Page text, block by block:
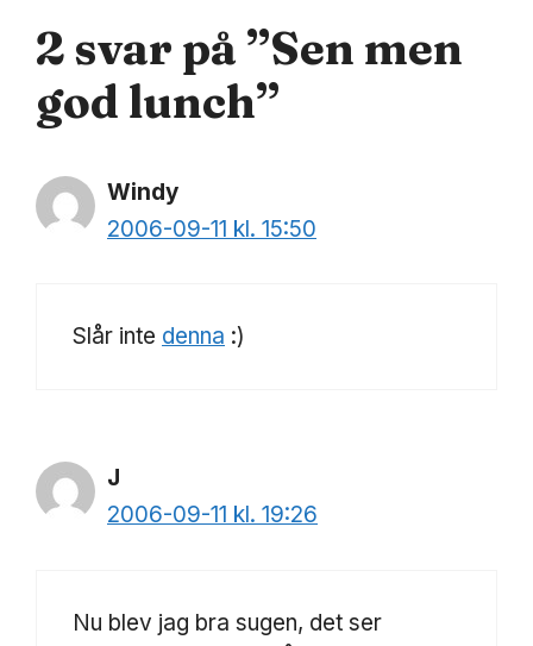
2 svar på ”Sen men
god lunch”
Windy
2006-09-11 kl. 15:50
Slår inte denna :)
J
2006-09-11 kl. 19:26
Nu blev jag bra sugen, det ser